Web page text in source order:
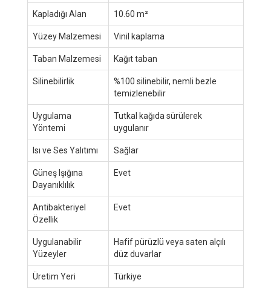
Kapladığı Alan 10.60 m²
Yüzey Malzemesi Vinil kaplama
Taban Malzemesi Kağıt taban
Silinebilirlik
%100 silinebilir, nemli bezle
temizlenebilir
Uygulama
Yöntemi
Tutkal kağıda sürülerek
uygulanır
Isı ve Ses Yalıtımı Sağlar
Güneş Işığına
Dayanıklılık
Evet
Antibakteriyel
Özellik
Evet
Uygulanabilir
Yüzeyler
Hafif pürüzlü veya saten alçılı
düz duvarlar
Üretim Yeri Türkiye